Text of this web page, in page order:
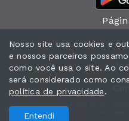
Nosso site usa cookies e
e nossos parceiros
como você usa o site. Ao
será considerado como
política de privacidade.
Entendi